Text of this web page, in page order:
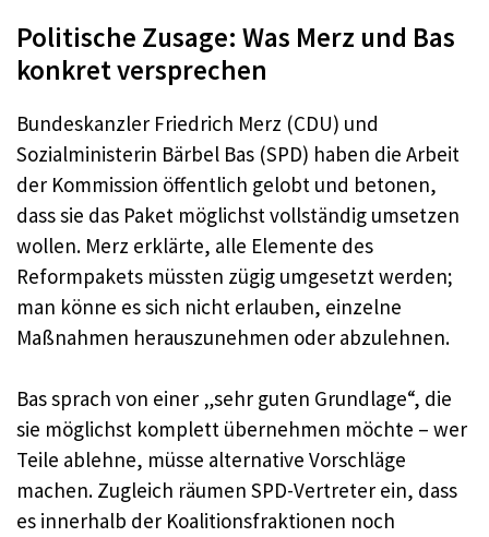
Politische Zusage: Was Merz und Bas
konkret versprechen
Bundeskanzler Friedrich Merz (CDU) und
Sozialministerin Bärbel Bas (SPD) haben die Arbeit
der Kommission öffentlich gelobt und betonen,
dass sie das Paket möglichst vollständig umsetzen
wollen. Merz erklärte, alle Elemente des
Reformpakets müssten zügig umgesetzt werden;
man könne es sich nicht erlauben, einzelne
Maßnahmen herauszunehmen oder abzulehnen.
Bas sprach von einer „sehr guten Grundlage“, die
sie möglichst komplett übernehmen möchte – wer
Teile ablehne, müsse alternative Vorschläge
machen. Zugleich räumen SPD-Vertreter ein, dass
es innerhalb der Koalitionsfraktionen noch